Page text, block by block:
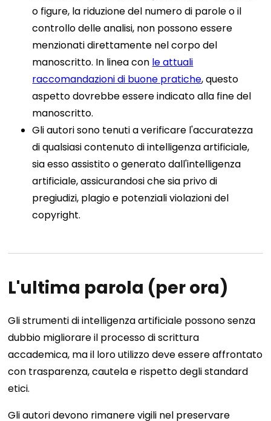
o figure, la riduzione del numero di parole o il
controllo delle analisi, non possono essere
menzionati direttamente nel corpo del
manoscritto. In linea con le attuali
raccomandazioni di buone pratiche, questo
aspetto dovrebbe essere indicato alla fine del
manoscritto.
Gli autori sono tenuti a verificare l'accuratezza
di qualsiasi contenuto di intelligenza artificiale,
sia esso assistito o generato dall'intelligenza
artificiale, assicurandosi che sia privo di
pregiudizi, plagio e potenziali violazioni del
copyright.
L'ultima parola (per ora)
Gli strumenti di intelligenza artificiale possono senza
dubbio migliorare il processo di scrittura
accademica, ma il loro utilizzo deve essere affrontato
con trasparenza, cautela e rispetto degli standard
etici.
Gli autori devono rimanere vigili nel preservare